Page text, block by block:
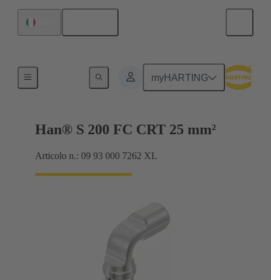
myHARTING
Han® S 200 FC CRT 25 mm²
Articolo n.: 09 93 000 7262 XL